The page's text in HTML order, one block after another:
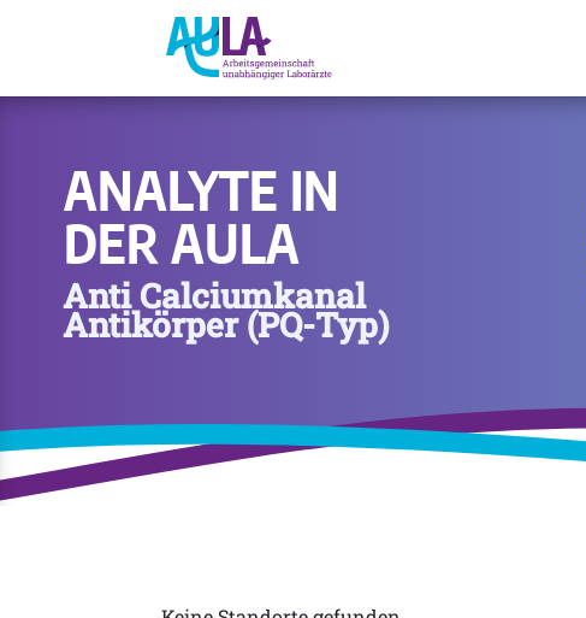
ANALYTE IN
DER AULA
Anti Calciumkanal
Antikörper (PQ-Typ)